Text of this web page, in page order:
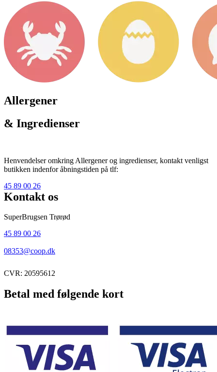
Allergener
& Ingredienser
Henvendelser omkring Allergener og ingredienser, kontakt venligst
butikken indenfor åbningstiden på tlf:
45 89 00 26
Kontakt os
SuperBrugsen Trørød
45 89 00 26
08353@coop.dk
CVR: 20595612
Betal med følgende kort